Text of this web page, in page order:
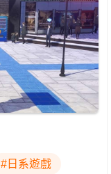
#日系遊戲